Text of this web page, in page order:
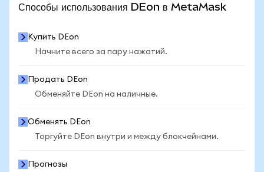
Способы использования DEon в MetaMask
Купить DEon
Начните всего за пару нажатий.
Продать DEon
Обменяйте DEon на наличные.
Обменять DEon
Торгуйте DEon внутри и между блокчейнами.
Прогнозы